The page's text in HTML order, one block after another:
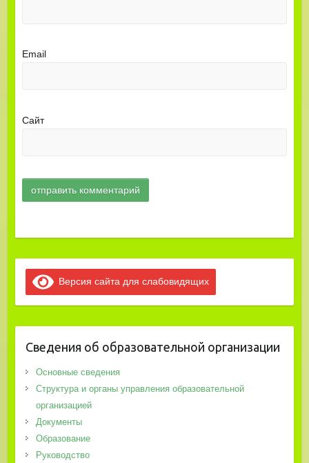
Email
Сайт
Версия сайта для слабовидящих
Сведения об образовательной организации
Основные сведения
Структура и органы управления образовательной
организацией
Документы
Образование
Руководство